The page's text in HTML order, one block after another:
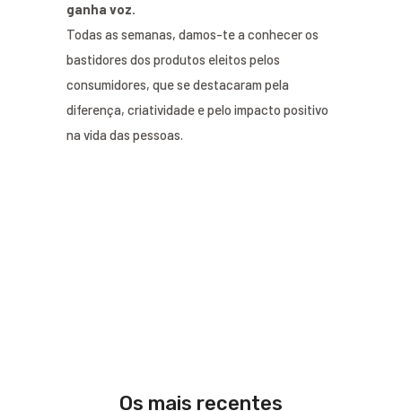
ganha voz.
Todas as semanas, damos-te a conhecer os
bastidores dos produtos eleitos pelos
consumidores, que se destacaram pela
diferença, criatividade e pelo impacto positivo
na vida das pessoas.
Os mais recentes